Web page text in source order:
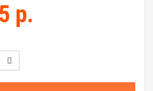
р.